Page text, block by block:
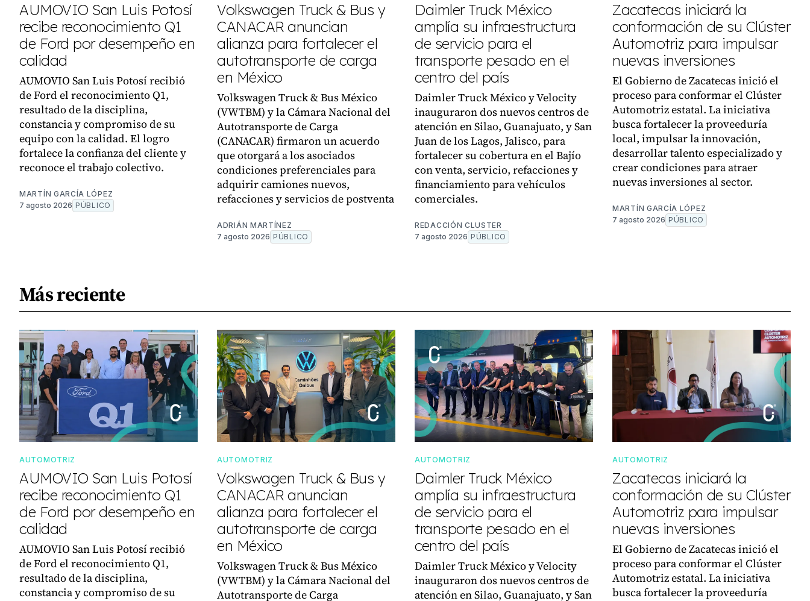
AUMOVIO San Luis Potosí
recibe reconocimiento Q1
de Ford por desempeño en
calidad
AUMOVIO San Luis Potosí recibió
de Ford el reconocimiento Q1,
resultado de la disciplina,
constancia y compromiso de su
equipo con la calidad. El logro
fortalece la confianza del cliente y
reconoce el trabajo colectivo.
MARTÍN GARCÍA LÓPEZ
7 agosto 2026 PÚBLICO
Volkswagen Truck & Bus y
CANACAR anuncian
alianza para fortalecer el
autotransporte de carga
en México
Volkswagen Truck & Bus México
(VWTBM) y la Cámara Nacional del
Autotransporte de Carga
(CANACAR) firmaron un acuerdo
que otorgará a los asociados
condiciones preferenciales para
adquirir camiones nuevos,
refacciones y servicios de postventa
ADRIÁN MARTÍNEZ
7 agosto 2026 PÚBLICO
Daimler Truck México
amplía su infraestructura
de servicio para el
transporte pesado en el
centro del país
Daimler Truck México y Velocity
inauguraron dos nuevos centros de
atención en Silao, Guanajuato, y San
Juan de los Lagos, Jalisco, para
fortalecer su cobertura en el Bajío
con venta, servicio, refacciones y
financiamiento para vehículos
comerciales.
REDACCIÓN CLUSTER
7 agosto 2026 PÚBLICO
Zacatecas iniciará la
conformación de su Clúster
Automotriz para impulsar
nuevas inversiones
El Gobierno de Zacatecas inició el
proceso para conformar el Clúster
Automotriz estatal. La iniciativa
busca fortalecer la proveeduría
local, impulsar la innovación,
desarrollar talento especializado y
crear condiciones para atraer
nuevas inversiones al sector.
MARTÍN GARCÍA LÓPEZ
7 agosto 2026 PÚBLICO
Más reciente
AUTOMOTRIZ
AUMOVIO San Luis Potosí
recibe reconocimiento Q1
de Ford por desempeño en
calidad
AUMOVIO San Luis Potosí recibió
de Ford el reconocimiento Q1,
resultado de la disciplina,
constancia y compromiso de su
AUTOMOTRIZ
Volkswagen Truck & Bus y
CANACAR anuncian
alianza para fortalecer el
autotransporte de carga
en México
Volkswagen Truck & Bus México
(VWTBM) y la Cámara Nacional del
Autotransporte de Carga
AUTOMOTRIZ
Daimler Truck México
amplía su infraestructura
de servicio para el
transporte pesado en el
centro del país
Daimler Truck México y Velocity
inauguraron dos nuevos centros de
atención en Silao, Guanajuato, y San
AUTOMOTRIZ
Zacatecas iniciará la
conformación de su Clúster
Automotriz para impulsar
nuevas inversiones
El Gobierno de Zacatecas inició el
proceso para conformar el Clúster
Automotriz estatal. La iniciativa
busca fortalecer la proveeduría